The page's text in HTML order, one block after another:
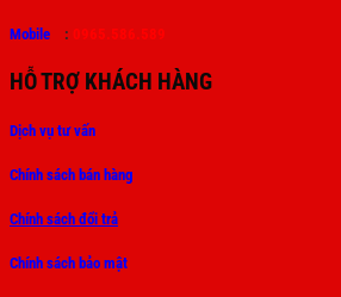
Mobile : 0965.586.589
HỖ TRỢ KHÁCH HÀNG
Dịch vụ tư vấn
Chính sách bán hàng
Chính sách đổi trả
Chính sách bảo mật